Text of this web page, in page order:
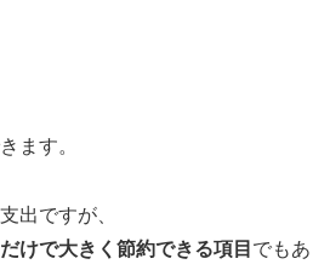
ます。
出ですが、
けで大きく節約できる項目 でもあ